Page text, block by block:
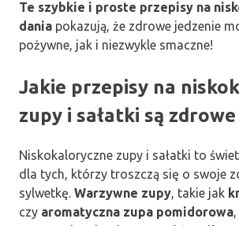
Te szybkie i proste przepisy na
dania pokazują, że zdrowe jedzenie
pożywne, jak i niezwykle smaczne!
Jakie przepisy na
zupy i sałatki są zdrowe
Niskokaloryczne zupy i sałatki to
dla tych, którzy troszczą się o swoje
sylwetkę. Warzywne zupy, takie jak
czy aromatyczna zupa pomidorowa